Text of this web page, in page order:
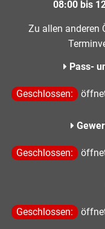
08:00 bis
Zu allen anderen
Pass-
Klicken, um weitere
Geschlossen:
Klicken, um weitere
Geschlossen:
Klicken, um weitere
Geschlossen: